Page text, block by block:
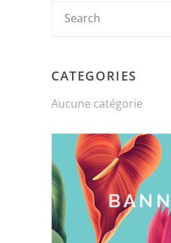
CATEGORIES
Aucune catégorie